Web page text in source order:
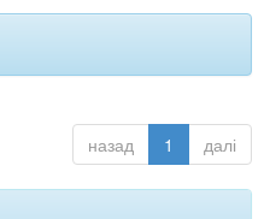
назад 1 далі